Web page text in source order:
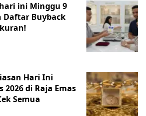
ini Minggu 9
Daftar Buyback
Hari Ini
di Raja Emas
Semua